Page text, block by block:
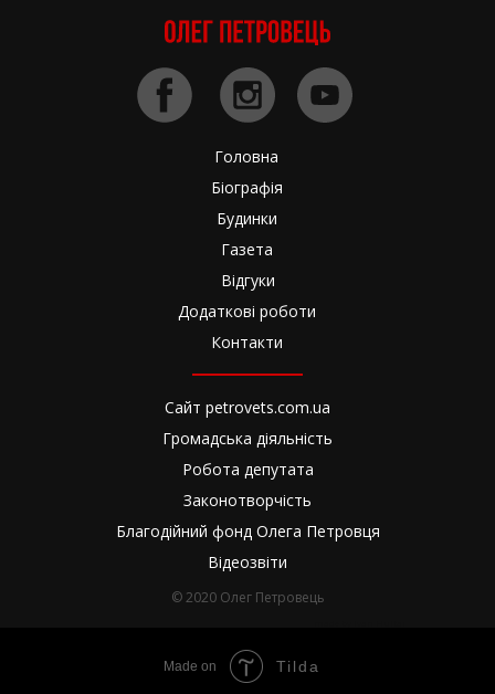
© 2020 Олег Петровець
Сайт petrovets.com.ua
Громадська діяльність
Робота депутата
Законотворчість
Благодійний фонд Олега Петровця
Відеозвіти
Головна
Біографія
Будинки
Газета
Контакти
Додаткові роботи
Відгуки
Made on Tilda